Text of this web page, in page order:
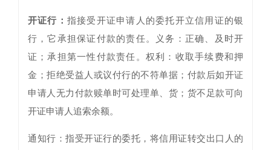
开证行： 指接受开证申请人的委托开立信用证的银
行，它承担保证付款的责任。义务：正确、及时开
证；承担第一性付款责任。权利：收取手续费和押
金；拒绝受益人或议付行的不符单据；付款后如开证
申请人无力付款赎单时可处理单、货；货不足款可向
开证申请人追索余额。
通知行：指受开证行的委托，将信用证转交出口人的